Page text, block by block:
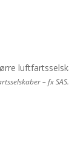
– fx SAS.